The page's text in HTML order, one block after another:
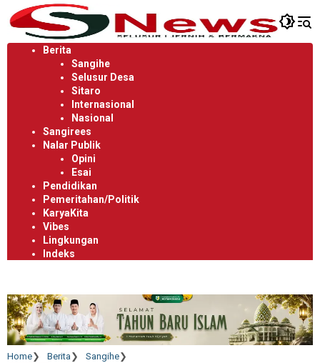
Langsung
ke
konten
Berita
Sangihe
Selusur Desa
Sitaro
Internasional
Nasional
Sangirees
Nalar Publik
Opini
Esai
Pendidikan
Pemeritahan/Politik
KaryaKita
Vibes
Lingkungan
Indeks
Home Berita Sangihe